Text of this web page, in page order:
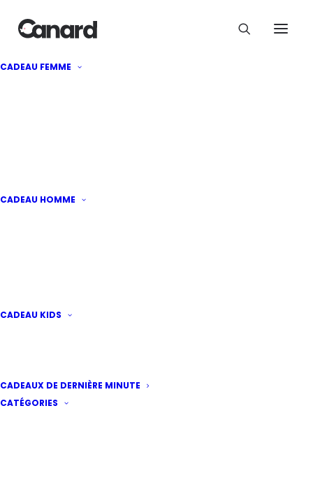
CADEAU FEMME
CADEAU HOMME
CADEAU KIDS
CADEAUX DE DERNIÈRE MINUTE
CATÉGORIES
Smart Lilo, le potager